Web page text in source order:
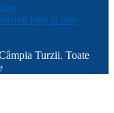
legii și alte
Turzii. Toate